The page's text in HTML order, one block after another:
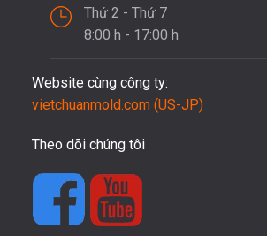
Thứ 2 - Thứ 7
8:00 h - 17:00 h
Website cùng công ty:
vietchuanmold.com (US-JP)
Theo dõi chúng tôi